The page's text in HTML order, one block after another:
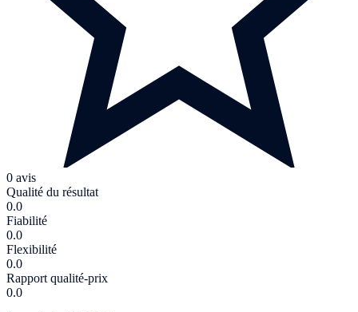
0 avis
Qualité du résultat
0.0
Fiabilité
0.0
Flexibilité
0.0
Rapport qualité-prix
0.0